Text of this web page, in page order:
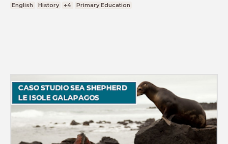
English History +4 Primary Education